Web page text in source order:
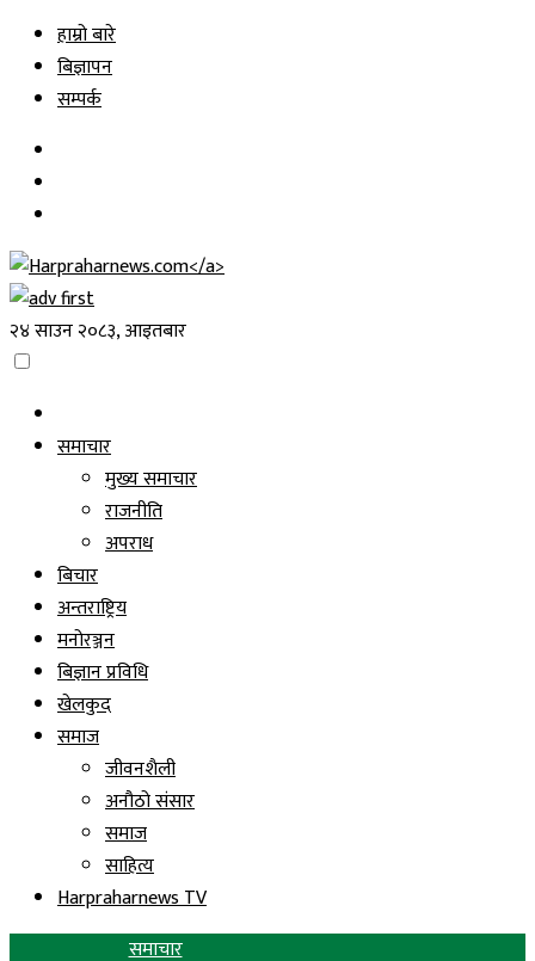
Skip
content
हाम्रो बारे
बिज्ञापन
सम्पर्क
२४ साउन २०८३, आइतबार
समाचार
मुख्य समाचार
राजनीति
अपराध
बिचार
अन्तराष्ट्रिय
मनोरञ्जन
बिज्ञान प्रविधि
खेलकुद
समाज
जीवनशैली
अनौठो संसार
समाज
साहित्य
Harpraharnews TV
समाचार